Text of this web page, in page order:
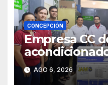
CONCEPCIÓN
Empresa CC
maternidad
Concepción
AGO 6, 2026